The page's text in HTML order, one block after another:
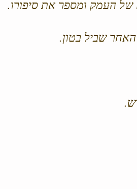
של העמק ומספר את סיפורו.
שביל בטון.